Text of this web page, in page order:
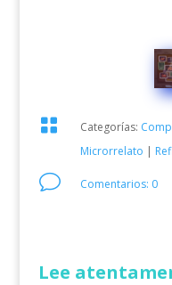
 Categorías:
Microrrelato |
v Comentarios: 0
Lee